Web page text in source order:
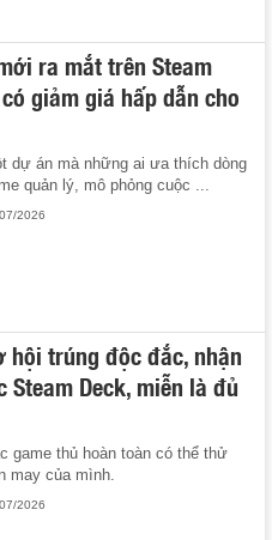
ra mắt trên Steam
giảm giá hấp dẫn cho
dự án mà những ai ưa thích dòng
quản lý, mô phỏng cuộc ...
2026
hội trúng độc đắc, nhận
Steam Deck, miễn là đủ
game thủ hoàn toàn có thể thử
may của mình.
2026